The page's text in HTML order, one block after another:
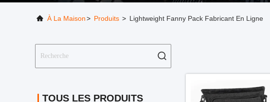
À La Maison> Produits > Lightweight Fanny Pack Fabricant En Ligne
TOUS LES PRODUITS